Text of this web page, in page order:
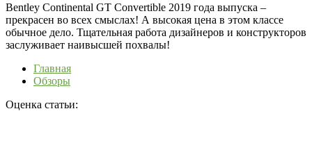
Bentley Continental GT Convertible 2019 года выпуска –
прекрасен во всех смыслах! А высокая цена в этом классе
обычное дело. Тщательная работа дизайнеров и конструкторов
заслуживает наивысшей похвалы!
Главная
Обзоры
Оценка статьи: